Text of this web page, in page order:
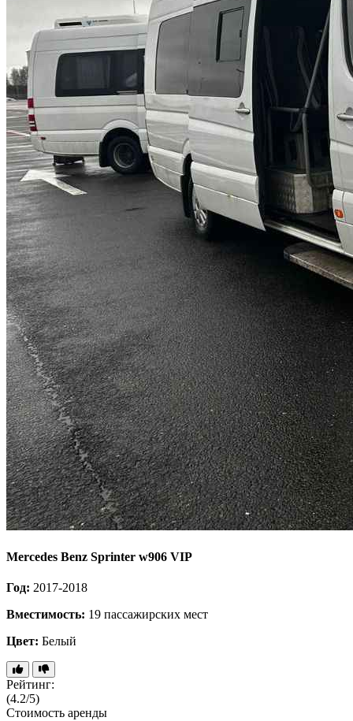
Mercedes Benz Sprinter w906 VIP
Год: 2017-2018
Вместимость: 19 пассажирских мест
Цвет: Белый
Рейтинг:
(4.2/5)
Стоимость аренды